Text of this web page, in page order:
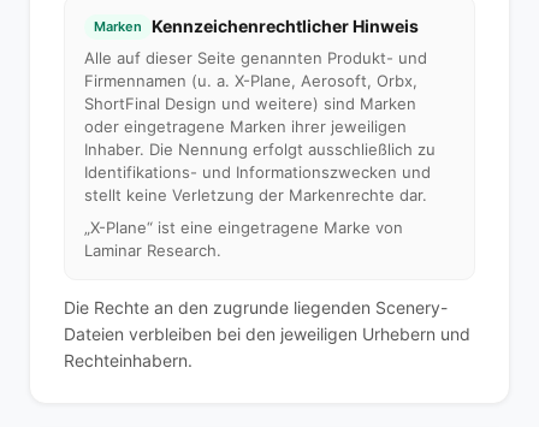
Marken Kennzeichenrechtlicher Hinweis
Alle auf dieser Seite genannten Produkt- und
Firmennamen (u. a. X-Plane, Aerosoft, Orbx,
ShortFinal Design und weitere) sind Marken
oder eingetragene Marken ihrer jeweiligen
Inhaber. Die Nennung erfolgt ausschließlich zu
Identifikations- und Informationszwecken und
stellt keine Verletzung der Markenrechte dar.
„X-Plane“ ist eine eingetragene Marke von
Laminar Research.
Die Rechte an den zugrunde liegenden Scenery-
Dateien verbleiben bei den jeweiligen Urhebern und
Rechteinhabern.